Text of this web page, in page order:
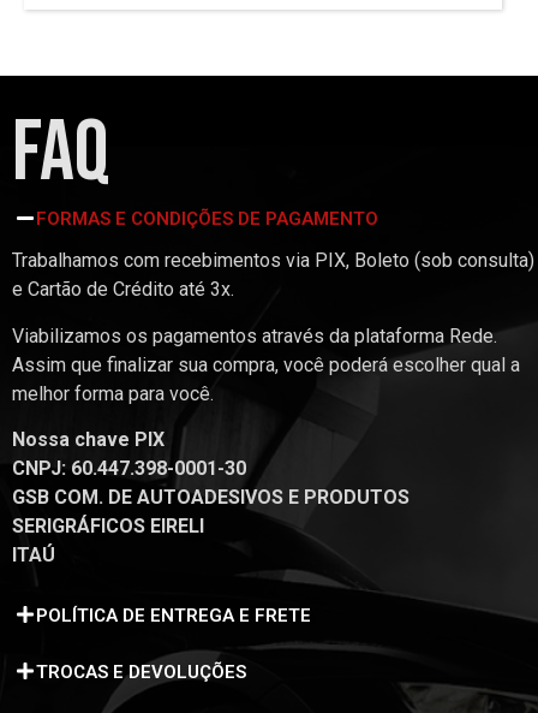
FAQ
FORMAS E CONDIÇÕES DE PAGAMENTO
Trabalhamos com recebimentos via PIX, Boleto (sob consulta)
e Cartão de Crédito até 3x.
Viabilizamos os pagamentos através da plataforma Rede.
Assim que finalizar sua compra, você poderá escolher qual a
melhor forma para você.
Nossa chave PIX
CNPJ: 60.447.398-0001-30
GSB COM. DE AUTOADESIVOS E PRODUTOS
SERIGRÁFICOS EIRELI
ITAÚ
POLÍTICA DE ENTREGA E FRETE
TROCAS E DEVOLUÇÕES